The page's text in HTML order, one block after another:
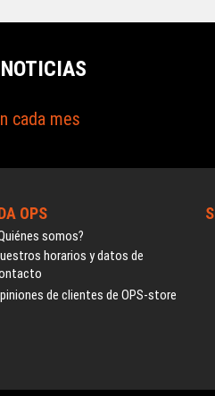
cada mes
OPS
somos?
horarios y datos de
de clientes de OPS-store